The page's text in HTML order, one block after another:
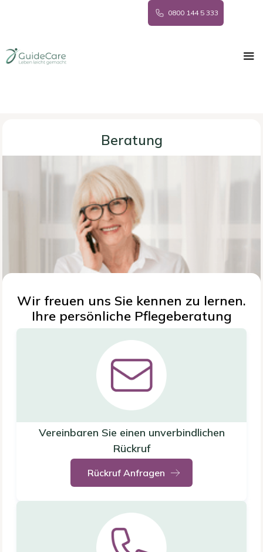
0800 144 5 333
Beratung
Wir freuen uns Sie kennen zu lernen.
Ihre persönliche Pflegeberatung
Vereinbaren Sie einen unverbindlichen
Rückruf
Rückruf Anfragen